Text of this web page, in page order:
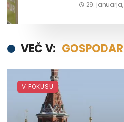
29. januarja,
VEČ V:
V FOKUSU